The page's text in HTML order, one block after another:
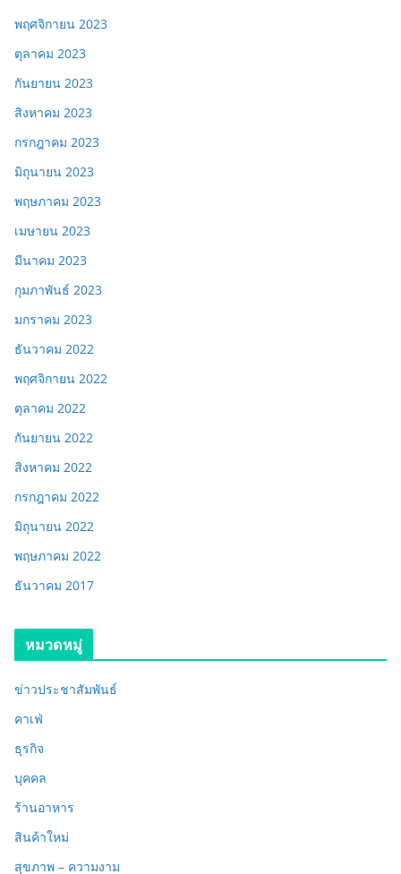
พฤศจิกายน 2023
ตุลาคม 2023
กันยายน 2023
สิงหาคม 2023
กรกฎาคม 2023
มิถุนายน 2023
พฤษภาคม 2023
เมษายน 2023
มีนาคม 2023
กุมภาพันธ์ 2023
มกราคม 2023
ธันวาคม 2022
พฤศจิกายน 2022
ตุลาคม 2022
กันยายน 2022
สิงหาคม 2022
กรกฎาคม 2022
มิถุนายน 2022
พฤษภาคม 2022
ธันวาคม 2017
หมวดหมู่
ข่าวประชาสัมพันธ์
คาเฟ่
ธุรกิจ
บุคคล
ร้านอาหาร
สินค้าใหม่
สุขภาพ – ความงาม